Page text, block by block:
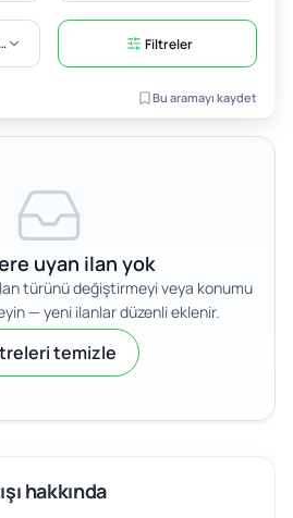
Filtreler
Bu aramayı kaydet
uyan ilan yok
türünü değiştirmeyi veya konumu
— yeni ilanlar düzenli eklenir.
temizle
hakkında